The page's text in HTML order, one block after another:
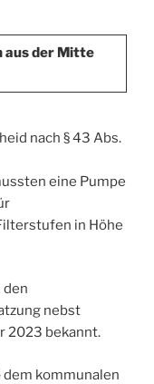
der Mitte
nach § 43 Abs.
eine Pumpe
in Höhe
den
nebst
2023 bekannt.
dem kommunalen